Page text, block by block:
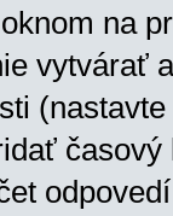
na
vytvárať